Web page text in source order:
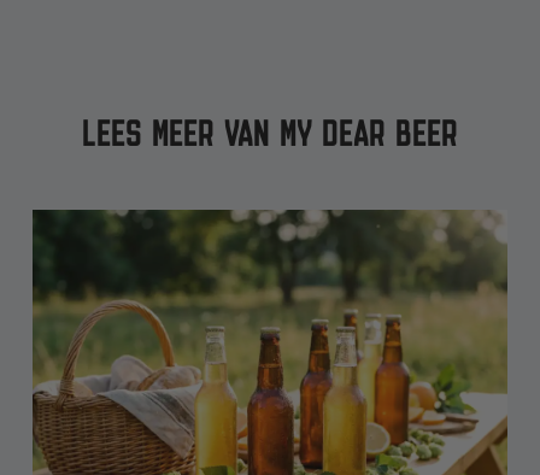
LEES MEER VAN MY DEAR BEER